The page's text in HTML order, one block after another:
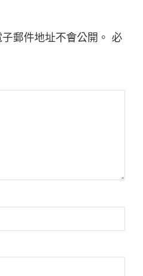
郵件地址不會公開。 必